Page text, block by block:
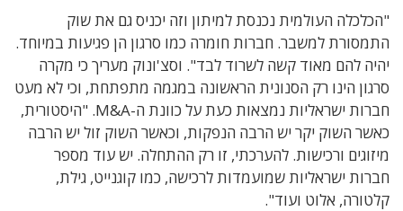
"הכלכלה העולמית נכנסת למיתון וזה יכניס גם את שוק
התמסורת למשבר. חברות חומרה כמו סרגון הן פגיעות במיוחד.
יהיה להם מאוד קשה לשרוד לבד". וסצ'ונוק מעריך כי מקרה
סרגון הינו רק הסנונית הראשונה במגמה מתפתחת, וכי לא מעט
חברות ישראליות נמצאות כעת על כוונת ה-M&A. "היסטורית,
כאשר השוק יקר יש הרבה הנפקות, וכאשר השוק זול יש הרבה
מיזוגים ורכישות. להערכתי, זו רק ההתחלה. יש עוד מספר
חברות ישראליות שמועמדות לרכישה, כמו קוגנייט, גילת,
קלטורה, אלוט ועוד".